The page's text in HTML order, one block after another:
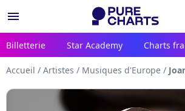
menu
Billetterie Star Academy Charts
Accueil / Artistes / Musiques d'Europe /